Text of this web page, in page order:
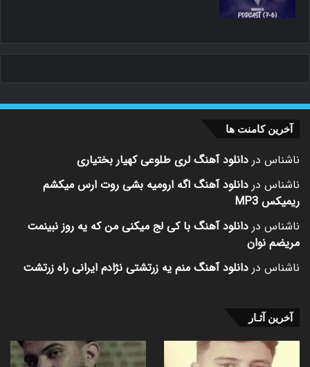
آخرین کامنت ها
ناشناس در دانلود آهنگ لری طلوعی کهیار بختیاری
ناشناس در دانلود آهنگ اگه ارومیه بشی روت ارس میکشم
ریمیکس MP3
ناشناس در دانلود آهنگ با کی لج میکنی من که یه روز نبینمت
مریضم نوان
ناشناس در دانلود آهنگ منم یه زرتشتی نژادم ایرانی راه زرتشت
آخرین آثـار